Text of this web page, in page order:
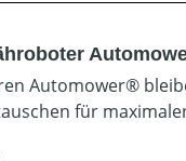
Automower®
für